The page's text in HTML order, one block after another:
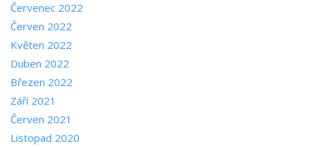
Červenec 2022
Červen 2022
Květen 2022
Duben 2022
Březen 2022
Září 2021
Červen 2021
Listopad 2020